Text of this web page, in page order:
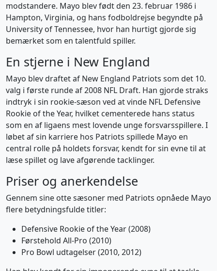
modstandere. Mayo blev født den 23. februar 1986 i
Hampton, Virginia, og hans fodboldrejse begyndte på
University of Tennessee, hvor han hurtigt gjorde sig
bemærket som en talentfuld spiller.
En stjerne i New England
Mayo blev draftet af New England Patriots som det 10.
valg i første runde af 2008 NFL Draft. Han gjorde straks
indtryk i sin rookie-sæson ved at vinde NFL Defensive
Rookie of the Year, hvilket cementerede hans status
som en af ligaens mest lovende unge forsvarsspillere. I
løbet af sin karriere hos Patriots spillede Mayo en
central rolle på holdets forsvar, kendt for sin evne til at
læse spillet og lave afgørende tacklinger.
Priser og anerkendelse
Gennem sine otte sæsoner med Patriots opnåede Mayo
flere betydningsfulde titler:
Defensive Rookie of the Year (2008)
Førstehold All-Pro (2010)
Pro Bowl udtagelser (2010, 2012)